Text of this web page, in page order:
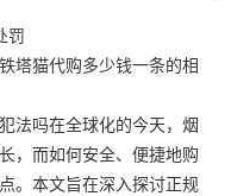
罚
塔猫代购多少钱一条的相
法吗在全球化的今天，烟
，而如何安全、便捷地购
。本文旨在深入探讨正规